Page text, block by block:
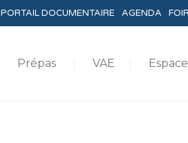
AGENDA
PORTAIL DOCUMENTAIRE
Prépas VAE